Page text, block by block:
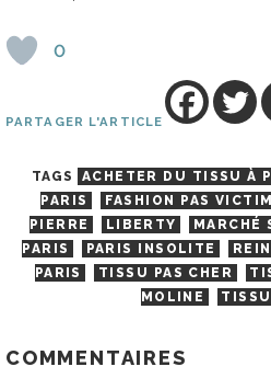
0
PARTAGER L'ARTICLE
TAGS ACHETER DU TISSU À
PARIS
FASHION PAS
PIERRE
LIBERTY MARCHÉ
PARIS
PARIS INSOLITE
PARIS
TISSU PAS CHER
MOLINE
COMMENTAIRES